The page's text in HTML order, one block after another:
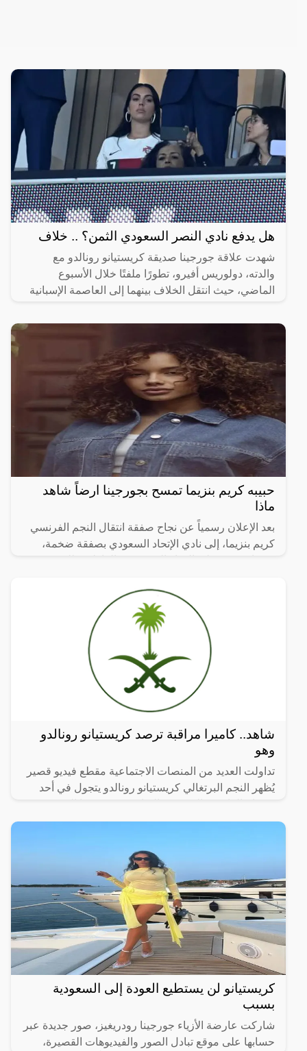
هل يدفع نادي النصر السعودي الثمن؟ .. خلاف
شهدت علاقة جورجينا صديقة كريستيانو رونالدو مع
والدته، دولوريس أفيرو، تطورًا ملفتًا خلال الأسبوع
الماضي، حيث انتقل الخلاف بينهما إلى العاصمة الإسبانية
حبيبه كريم بنزيما تمسح بجورجينا ارضاً شاهد
ماذا
بعد الإعلان رسمياً عن نجاح صفقة انتقال النجم الفرنسي
كريم بنزيما، إلى نادي الإتحاد السعودي بصفقة ضخمة،
شاهد.. كاميرا مراقبة ترصد كريستيانو رونالدو
وهو
تداولت العديد من المنصات الاجتماعية مقطع فيديو قصير
يُظهر النجم البرتغالي كريستيانو رونالدو يتجول في أحد
كريستيانو لن يستطيع العودة إلى السعودية
بسبب
شاركت عارضة الأزياء جورجينا رودريغيز، صور جديدة عبر
حسابها على موقع تبادل الصور والفيديوهات القصيرة،